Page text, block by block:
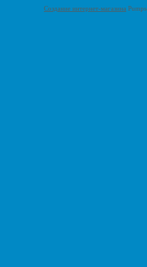
Создание интернет-магазина